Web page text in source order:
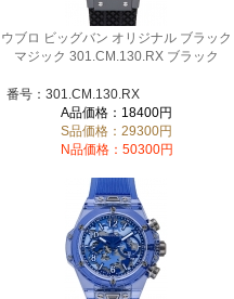
ウブロ ビッグバン オリジナル ブラック
マジック 301.CM.130.RX ブラック
番号：301.CM.130.RX
A品価格：18400円
S品価格：29300円
N品価格：50300円